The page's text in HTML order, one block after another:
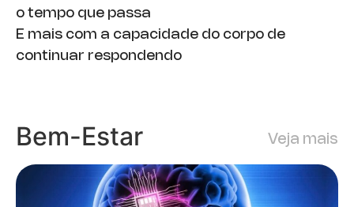
o tempo que passa
E mais com a capacidade do corpo de
continuar respondendo
Bem-Estar Veja mais